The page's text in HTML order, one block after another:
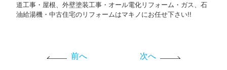
道工事・屋根、外壁塗装工事・オール電化リフォーム・ガス、石
油給湯機・中古住宅のリフォームはマキノにお任せ下さい!!
前へ 次へ